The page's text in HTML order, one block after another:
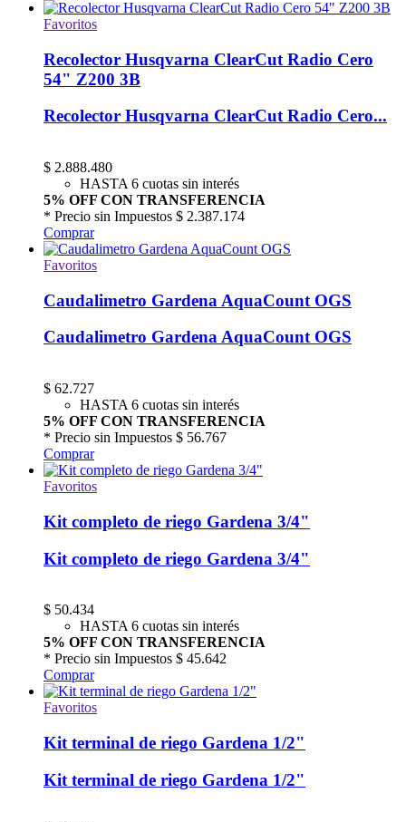
Favoritos
Recolector Husqvarna ClearCut Radio Cero
54" Z200 3B
Recolector Husqvarna ClearCut Radio Cero...
$ 2.888.480
HASTA 6 cuotas sin interés
5% OFF CON TRANSFERENCIA
* Precio sin Impuestos $ 2.387.174
Comprar
Favoritos
Caudalimetro Gardena AquaCount OGS
Caudalimetro Gardena AquaCount OGS
$ 62.727
HASTA 6 cuotas sin interés
5% OFF CON TRANSFERENCIA
* Precio sin Impuestos $ 56.767
Comprar
Favoritos
Kit completo de riego Gardena 3/4"
Kit completo de riego Gardena 3/4"
$ 50.434
HASTA 6 cuotas sin interés
5% OFF CON TRANSFERENCIA
* Precio sin Impuestos $ 45.642
Comprar
Favoritos
Kit terminal de riego Gardena 1/2"
Kit terminal de riego Gardena 1/2"